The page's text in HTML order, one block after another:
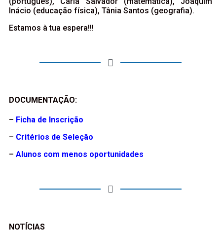
Inácio (educação física), Tânia Santos (geografia).
Estamos à tua espera!!!
DOCUMENTAÇÃO:
– Ficha de Inscrição
– Critérios de Seleção
– Alunos com menos oportunidades
NOTÍCIAS